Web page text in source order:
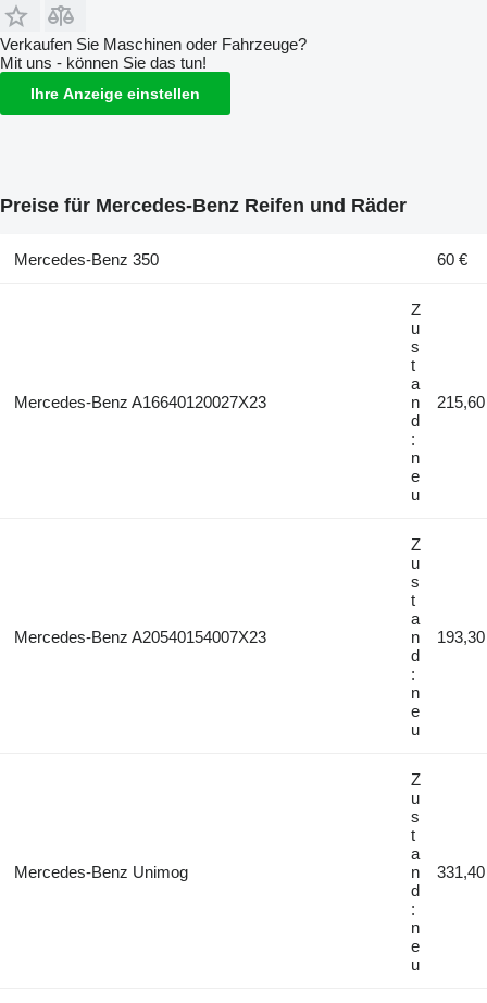
Verkaufen Sie Maschinen oder Fahrzeuge?
Mit uns - können Sie das tun!
Ihre Anzeige einstellen
Preise für Mercedes-Benz Reifen und Räder
Mercedes-Benz 350 60 €
Mercedes-Benz A16640120027X23
Z
u
s
t
a
n
d
:
n
e
u
Mercedes-Benz A20540154007X23
Z
u
s
t
a
n
d
:
n
e
u
Mercedes-Benz Unimog
Z
u
s
t
a
n
d
:
n
e
u